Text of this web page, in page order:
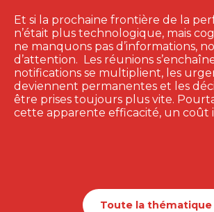
Et si la prochaine frontière de la
n’était plus technologique, mais
ne manquons pas d’informations,
d’attention. Les réunions
notifications se multiplient, les
deviennent permanentes et les
être prises toujours plus vite.
cette apparente efficacité, un coût
Toute la thématique